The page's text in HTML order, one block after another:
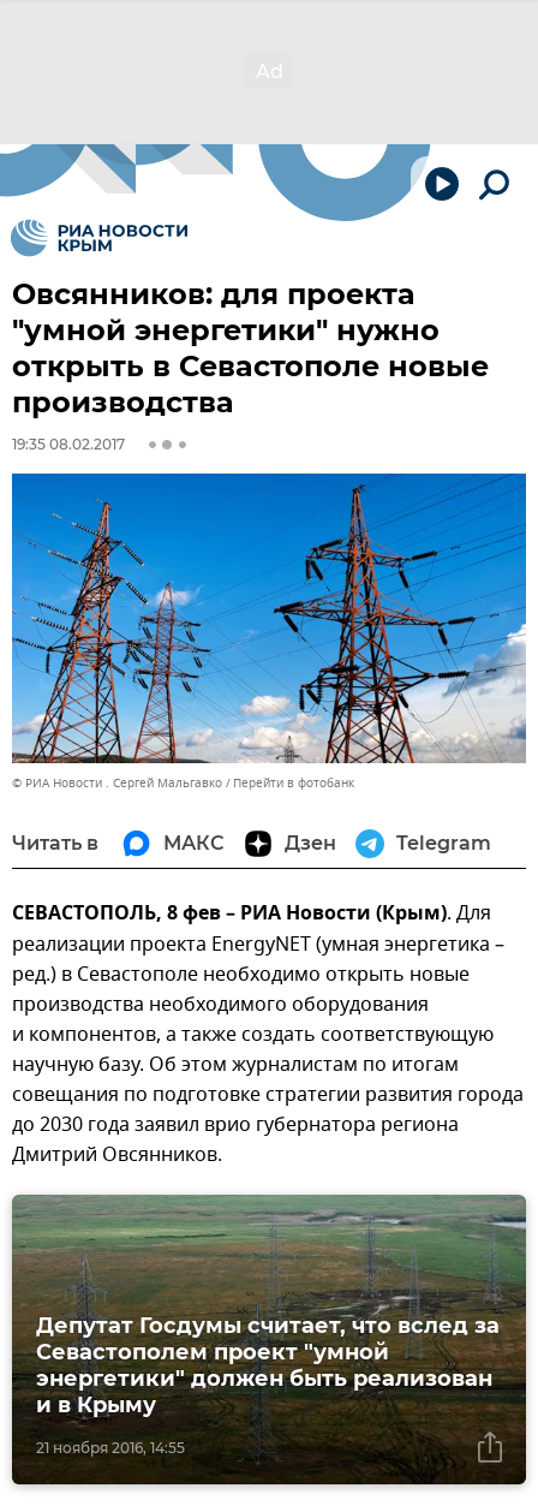
Овсянников: для проекта
"умной энергетики" нужно
открыть в Севастополе новые
производства
19:35 08.02.2017
© РИА Новости . Сергей Мальгавко Перейти в фотобанк
Читать в МАКС Дзен Telegram
СЕВАСТОПОЛЬ, 8 фев – РИА Новости (Крым). Для
реализации проекта EnergyNET (умная энергетика –
ред.) в Севастополе необходимо открыть новые
производства необходимого оборудования
и компонентов, а также создать соответствующую
научную базу. Об этом журналистам по итогам
совещания по подготовке стратегии развития города
до 2030 года заявил врио губернатора региона
Дмитрий Овсянников.
21 ноября 2016, 14:55
Депутат Госдумы считает, что вслед за
Севастополем проект "умной
энергетики" должен быть реализован
и в Крыму